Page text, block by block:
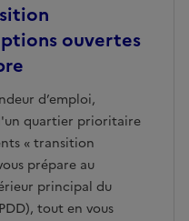
ouvertes
d’emploi,
quartier prioritaire
« transition
prépare au
principal du
tout en vous